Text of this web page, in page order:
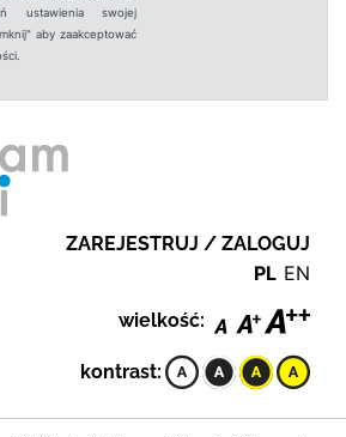
ustawienia swojej
aby zaakceptować
ZAREJESTRUJ / ZALOGUJ
PL EN
wielkość:
kontrast: